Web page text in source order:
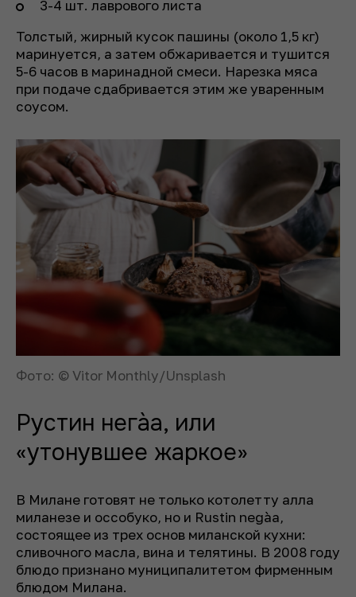
3-4 шт. лаврового листа
Толстый, жирный кусок пашины (около 1,5 кг)
маринуется, а затем обжаривается и тушится
5-6 часов в маринадной смеси. Нарезка мяса
при подаче сдабривается этим же уваренным
соусом.
Фото: © Vitor Monthly/Unsplash
Рустин негàа, или
«утонувшее жаркое»
В Милане готовят не только котолетту алла
миланезе и оссобуко, но и Rustin negàa,
состоящее из трех основ миланской кухни:
сливочного масла, вина и телятины. В 2008 году
блюдо признано муниципалитетом фирменным
блюдом Милана.